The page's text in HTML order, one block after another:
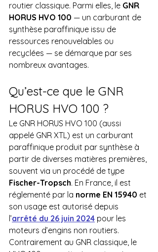
routier classique. Parmi elles, le GNR
HORUS HVO 100 — un carburant de
synthèse paraffinique issu de
ressources renouvelables ou
recyclées — se démarque par ses
nombreux avantages.
Qu’est-ce que le GNR
HORUS HVO 100 ?
Le GNR HORUS HVO 100 (aussi
appelé GNR XTL) est un carburant
paraffinique produit par synthèse à
partir de diverses matières premières,
souvent via un procédé de type
Fischer-Tropsch. En France, il est
réglementé par la norme EN 15940 et
son usage est autorisé depuis
l’arrêté du 26 juin 2024 pour les
moteurs d’engins non routiers.
Contrairement au GNR classique, le